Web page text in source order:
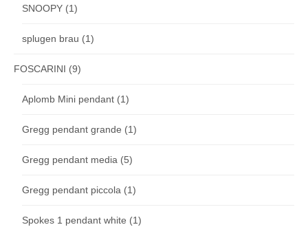
SNOOPY (1)
splugen brau (1)
FOSCARINI (9)
Aplomb Mini pendant (1)
Gregg pendant grande (1)
Gregg pendant media (5)
Gregg pendant piccola (1)
Spokes 1 pendant white (1)